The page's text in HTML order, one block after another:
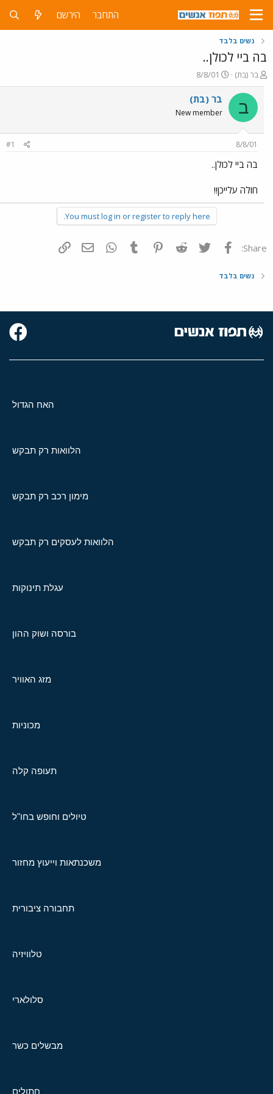
התחבר הירשם
נשים בלבד
בה ביי לכולן..
פ
ו
ת
ח
ה
ש
א
בר (בת)
פ
ו
ר
ם
ר
8/8/01
ב בר (בת)
New member
8/8/01
#1
בה ביי לכולן..
חולה עלייכן!!
You must log in or register to reply here.
Share: פייסבוק Twitter
Reddit
Pinterest
Tumblr
WhatsAppדואר אלקטרוני
נשים בלבד
האח הגדול
הלוואות רק תבקש
מימון רכב רק תבקש
הלוואות לעסקים רק תבקש
עגלת תינוקות
בורסה ושוק ההון
מזג האוויר
מכוניות
תעופה קלה
טיולים וחופש בחו"ל
משכנתאות וייעוץ מחזור
תחבורה ציבורית
טלוויזיה
סלולארי
מבשלים כשר
חתולים